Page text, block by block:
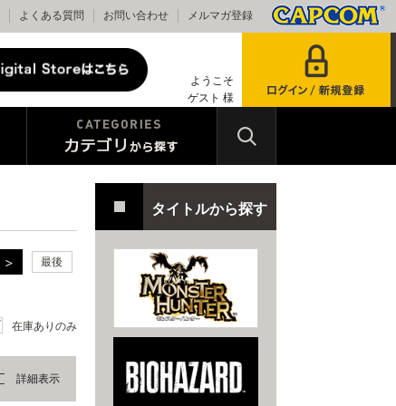
よくある質問 お問い合わせ メルマガ登録
ようこそ
ゲスト 様
最後
在庫ありのみ
詳細表示
タイトルから探す